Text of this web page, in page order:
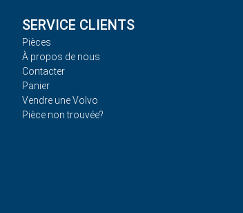
SERVICE CLIENTS
Pièces
À propos de nous
Contacter
Panier
Vendre une Volvo
Pièce non trouvée?